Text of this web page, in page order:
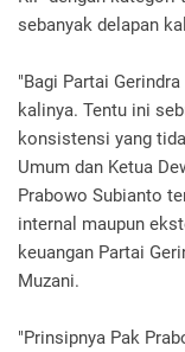
sebanyak delapan
"Bagi Partai
kalinya. Tentu ini
konsistensi yang
Umum dan Ketua
Prabowo Subianto
internal maupun
keuangan Partai
Muzani.
"Prinsipnya Pak